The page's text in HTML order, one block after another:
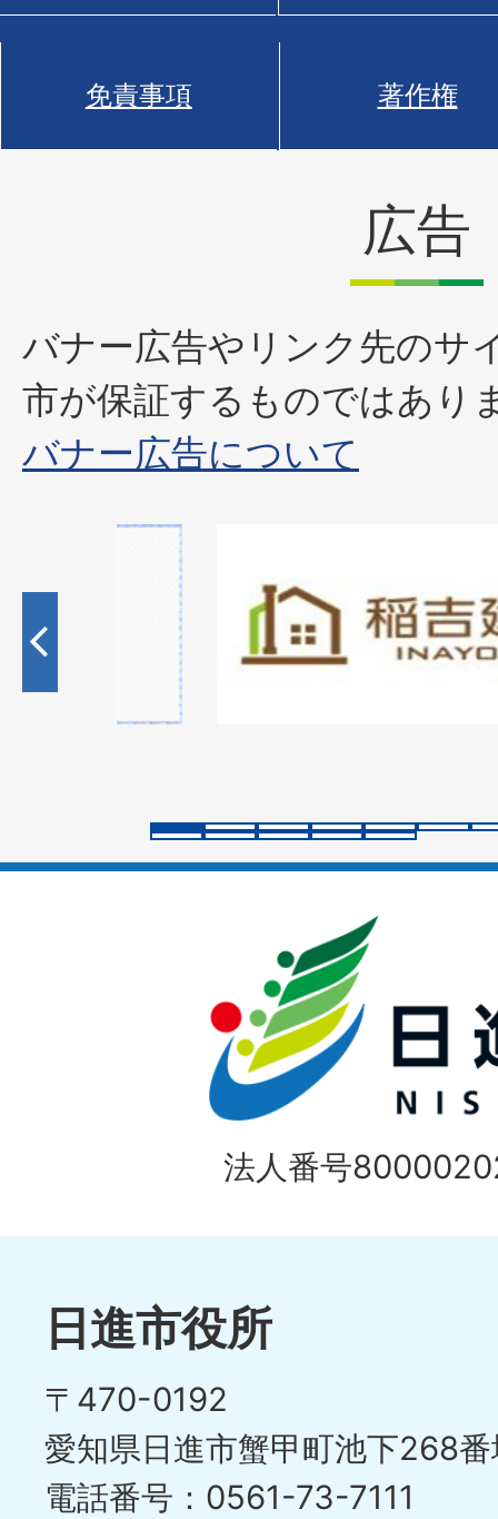
免責事項 著作権
広告
バナー広告やリンク先のサ
市が保証するものではあり
バナー広告について
枚
目
ラ
イ
法人番号
日進市役所
〒470-0192
愛知県日進市蟹甲町池下268
電話番号：0561-73-7111